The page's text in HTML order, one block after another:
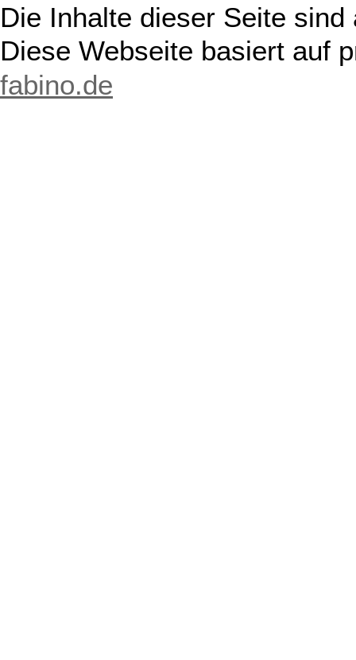
Die Inhalte dieser Seite
Diese Webseite basiert auf
fabino.de